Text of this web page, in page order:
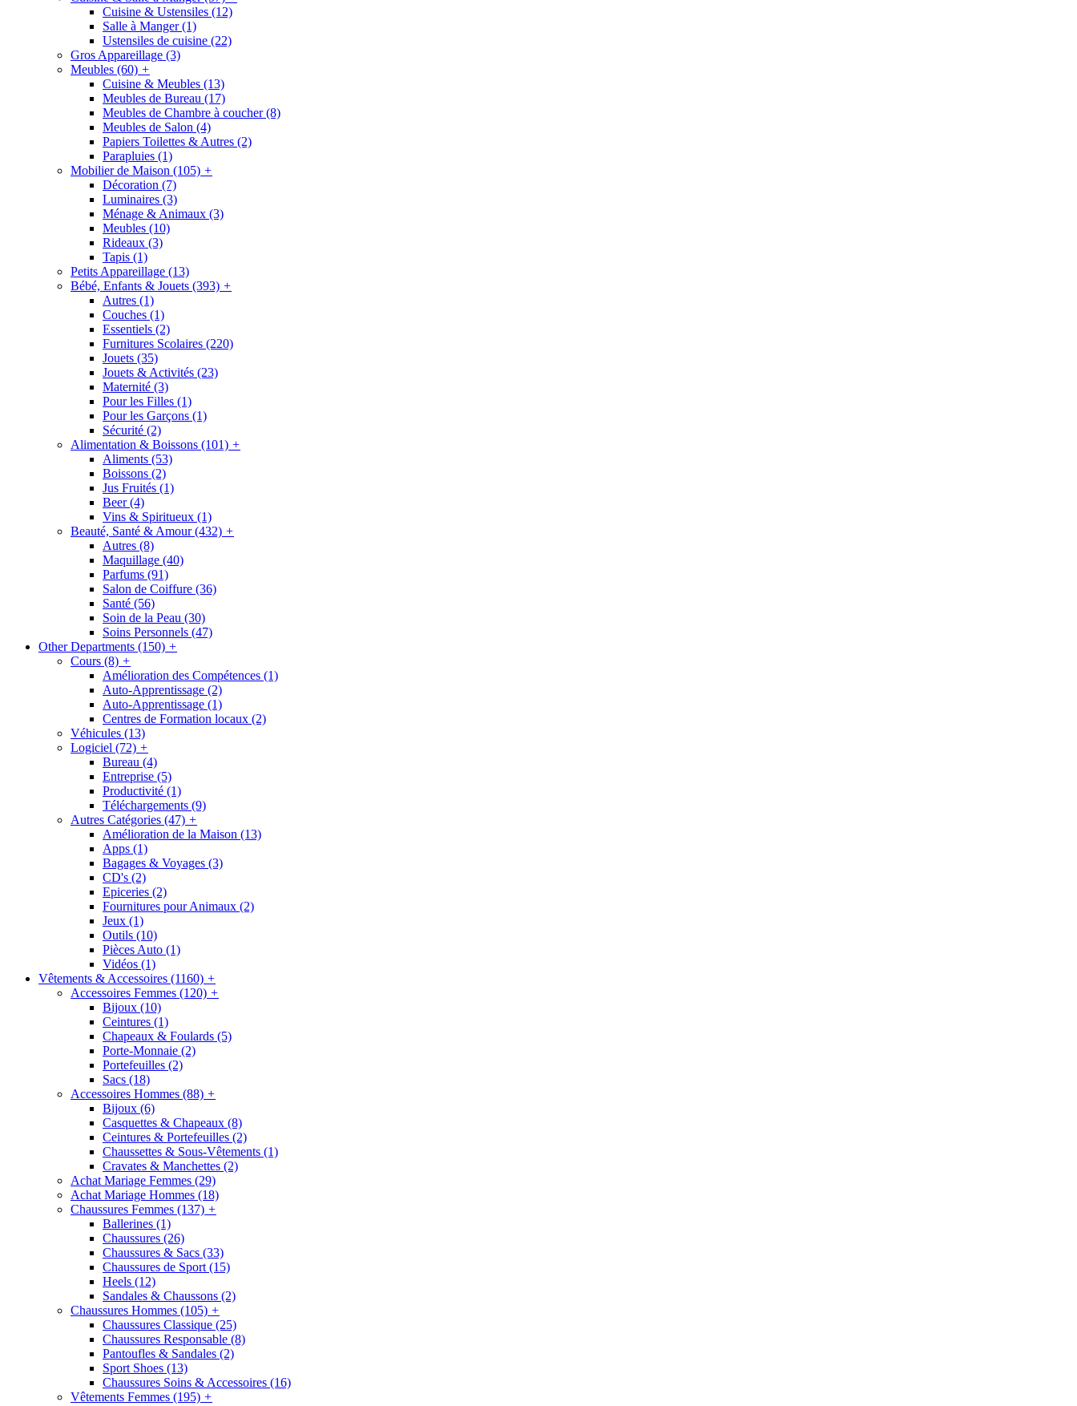
Cuisine & Ustensiles (12)
Salle à Manger(1)
Ustensiles de cuisine (22)
Gros Appareillage (3)
Meubles (60) +
Cuisine & Meubles (13)
Meubles de Bureau (17)
Meubles de Chambre à coucher(8)
Meubles de Salon (4)
Papiers Toilettes & Autres (2)
Parapluies (1)
Mobilier de Maison (105) +
Décoration (7)
Luminaires (3)
Ménage & Animaux (3)
Meubles (10)
Rideaux (3)
Tapis (1)
Petits Appareillage (13)
Bébé, Enfants & Jouets (393) +
Autres (1)
Couches (1)
Essentiels (2)
Furnitures Scolaires (220)
Jouets (35)
Jouets & Activités (23)
Maternité (3)
Pour les Filles (1)
Pour les Garçons (1)
Sécurité (2)
Alimentation & Boissons (101) +
Aliments (53)
Boissons (2)
Jus Fruités (1)
Beer(4)
Vins & Spiritueux (1)
Beauté, Santé & Amour(432) +
Autres (8)
Maquillage (40)
Parfums (91)
Salon de Coiffure (36)
Santé (56)
Soin de la Peau (30)
Soins Personnels (47)
Other Departments (150) +
Cours (8) +
Amélioration des Compétences (1)
Auto-Apprentissage (2)
Auto-Apprentissage (1)
Centres de Formation locaux (2)
Véhicules (13)
Logiciel (72) +
Bureau (4)
Entreprise (5)
Productivité (1)
Téléchargements (9)
Autres Catégories (47) +
Amélioration de la Maison (13)
Apps (1)
Bagages & Voyages (3)
CD's (2)
Epiceries (2)
Fournitures pour Animaux (2)
Jeux (1)
Outils (10)
Pièces Auto (1)
Vidéos (1)
Vêtements & Accessoires (1160) +
Accessoires Femmes (120) +
Bijoux (10)
Ceintures (1)
Chapeaux & Foulards (5)
Porte-Monnaie (2)
Portefeuilles (2)
Sacs (18)
Accessoires Hommes (88) +
Bijoux (6)
Casquettes & Chapeaux (8)
Ceintures & Portefeuilles (2)
Chaussettes & Sous-Vêtements (1)
Cravates & Manchettes (2)
Achat Mariage Femmes (29)
Achat Mariage Hommes (18)
Chaussures Femmes (137) +
Ballerines (1)
Chaussures (26)
Chaussures & Sacs (33)
Chaussures de Sport (15)
Heels (12)
Sandales & Chaussons (2)
Chaussures Hommes (105) +
Chaussures Classique (25)
Chaussures Responsable (8)
Pantoufles & Sandales (2)
Sport Shoes (13)
Chaussures Soins & Accessoires (16)
Vêtements Femmes (195) +